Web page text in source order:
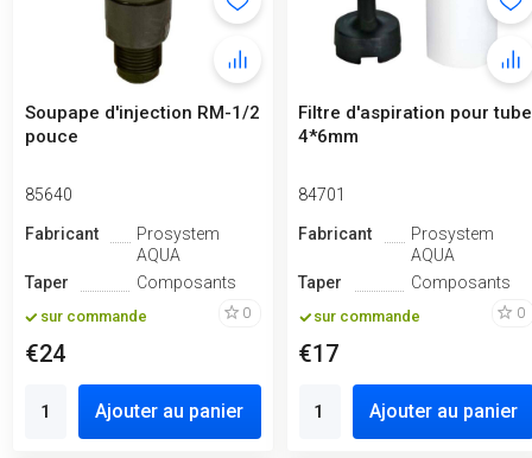
Soupape d'injection RM-1/2
pouce
85640
Fabricant
Prosystem
AQUA
Taper
Composants
sur commande 0
€24
Ajouter au panier
Filtre d'aspiration pour tube
4*6mm
84701
Fabricant
Prosystem
AQUA
Taper
Composants
sur commande 0
€17
Ajouter au panier